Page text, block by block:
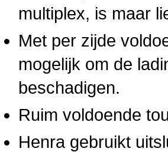
multiplex, is maar
Met per zijde
mogelijk om de
beschadigen.
Ruim voldoende
Henra gebruikt